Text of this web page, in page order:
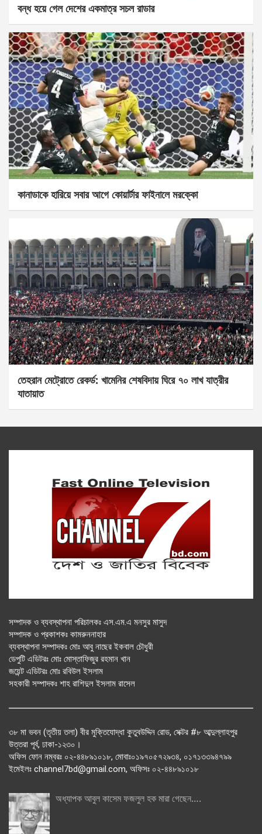
বন্ধ হয়ে গেল দেশের একমাত্র সচল রাডার
কানাডাকে হারিয়ে সবার আগে কোয়ার্টার ফাইনালে মরক্কো
তেহরান মেট্রোতে রেকর্ড: খামেনির শেষবিদায় ঘিরে ৭০ লাখ যাত্রীর
যাতায়াত
সম্পাদক ও ব্যবস্থাপনা পরিচালকঃ এস.এম.এ মনসুর মাসুদ
সম্পাদক ও প্রকাশকঃ কামরুননাহার
ব্যবস্থাপনা সম্পাদকঃ মোঃ আবু নাছের ইকবাল চৌধুরী
ডেপুটি এডিটরঃ মোঃ মোস্তাফিজুর রহমান খান
জয়েন্ট এডিটরঃ মোঃ রবিউল ইসলাম
সহকারী সম্পাদকঃ শাহ রাশিদুল ইসলাম রাসেল
৩৮ মা ভবন (তৃতীয় তলা) বীর মুক্তিযোদ্ধা কুতুবউদ্দিন রোড, সেক্টর #৮ আব্দুল্লাহপুর
উত্তরা পূর্ব, ঢাকা-১২৩০।
অফিস ফোন নম্বরঃ ০২-৪৪৮৯১০১৮, মোবাঃ০১৯৭০৫৭২৯৩৪, ০১৭১৩৩৯৪৭৯৯
ইমেইলঃ channel7bd@gmail.com, অফিসঃ ০২-৪৪৮৯১০১৮
অধ্যাপক আবুল কাসেম ফজলুল হক মারা গেছেন….